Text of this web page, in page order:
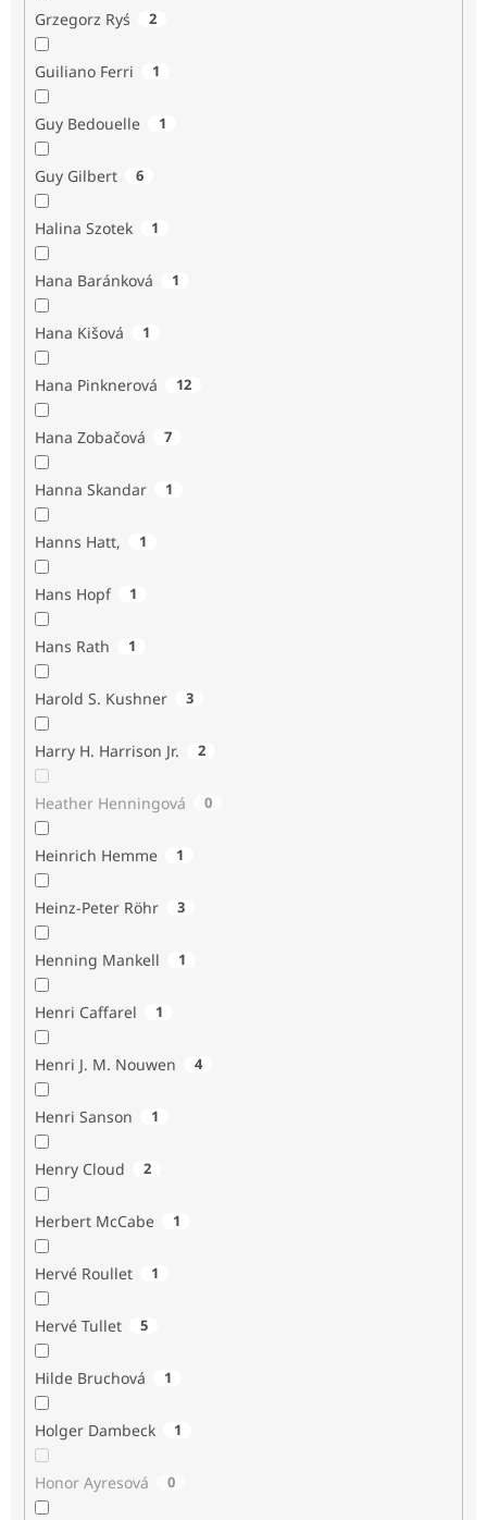
Grzegorz Ryś 2
Guiliano Ferri 1
Guy Bedouelle 1
Guy Gilbert 6
Halina Szotek 1
Hana Baránková 1
Hana Kišová 1
Hana Pinknerová 12
Hana Zobačová 7
Hanna Skandar 1
Hanns Hatt, 1
Hans Hopf 1
Hans Rath 1
Harold S. Kushner 3
Harry H. Harrison Jr. 2
Heather Henningová 0
Heinrich Hemme 1
Heinz-Peter Röhr 3
Henning Mankell 1
Henri Caffarel 1
Henri J. M. Nouwen 4
Henri Sanson 1
Henry Cloud 2
Herbert McCabe 1
Hervé Roullet 1
Hervé Tullet 5
Hilde Bruchová 1
Holger Dambeck 1
Honor Ayresová 0